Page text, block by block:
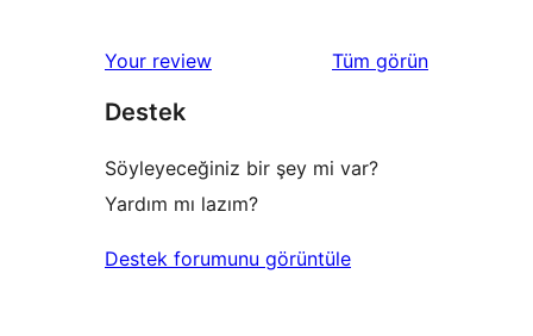
Your review Tüm değerlendirmeleri
görün
Destek
Söyleyeceğiniz bir şey mi var?
Yardım mı lazım?
Destek forumunu görüntüle